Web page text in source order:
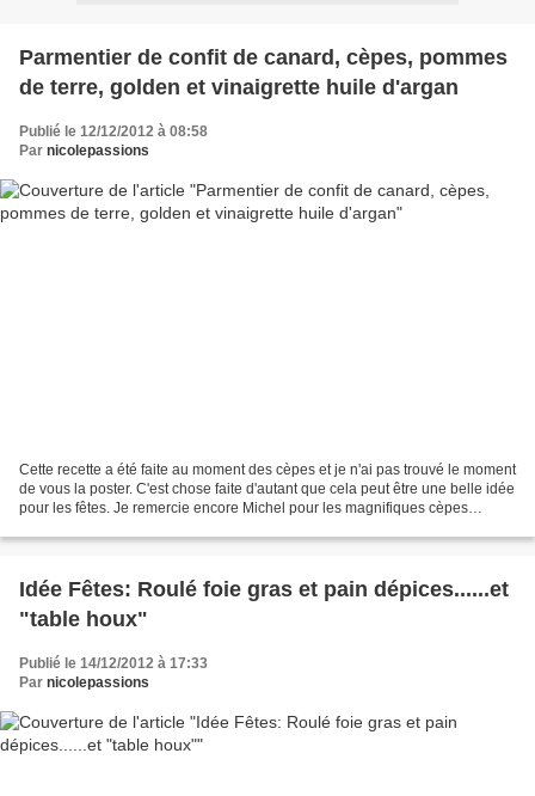
Parmentier de confit de canard, cèpes, pommes
de terre, golden et vinaigrette huile d'argan
Publié le 12/12/2012 à 08:58
Par nicolepassions
Cette recette a été faite au moment des cèpes et je n'ai pas trouvé le moment
de vous la poster. C'est chose faite d'autant que cela peut être une belle idée
pour les fêtes. Je remercie encore Michel pour les magnifiques cèpes
Idée Fêtes: Roulé foie gras et pain dépices......et
"table houx"
Publié le 14/12/2012 à 17:33
Par nicolepassions